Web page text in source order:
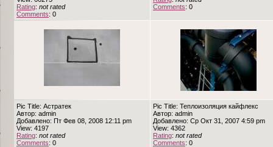
Rating: not rated
Comments: 0
Comments: 0
Pic Title: Астратек
Автор: admin
Добавлено: Пт Фев 08, 2008 12:11 pm
View: 4197
Rating: not rated
Comments: 0
Pic Title: Теплоизоляция кайфлекс
Автор: admin
Добавлено: Ср Окт 31, 2007 4:59 pm
View: 4362
Rating: not rated
Comments: 0